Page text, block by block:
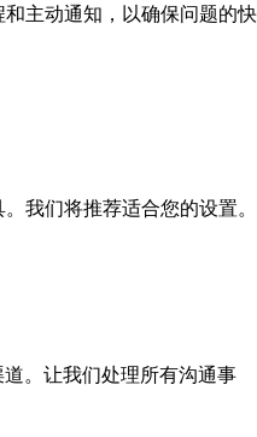
主动通知，以确保问题的快
我们将推荐适合您的设置。
。让我们处理所有沟通事